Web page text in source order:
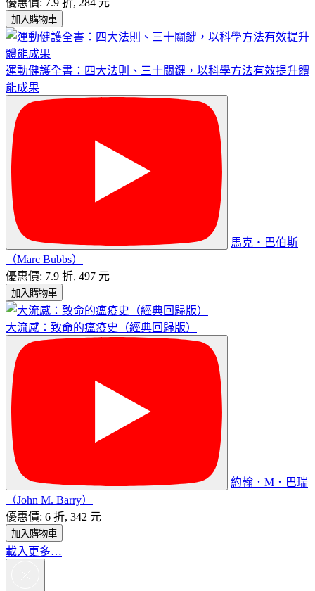
加入購物車
運動健護全書：四大法則、三十關鍵，以科學方法有效提升體
能成果
馬克‧巴伯斯
（Marc Bubbs）
優惠價: 7.9 折, 497 元
加入購物車
大流感：致命的瘟疫史（經典回歸版）
約翰．M．巴瑞
（John M. Barry）
優惠價: 6 折, 342 元
加入購物車
載入更多…